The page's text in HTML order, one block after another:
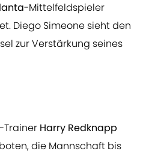
-Mittelfeldspieler
Diego Simeone sieht den
zur Verstärkung seines
-Trainer Harry Redknapp
die Mannschaft bis